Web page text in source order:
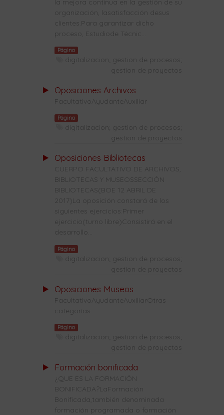
la mejora continua en la gestión de su
organización, lasatisfacción desus
clientes.Para garantizar dicho
proceso, Estudiode Técnic...
Página
digitalizacion; gestion de procesos;
gestion de proyectos
Oposiciones Archivos
FacultativoAyudanteAuxiliar
Página
digitalizacion; gestion de procesos;
gestion de proyectos
Oposiciones Bibliotecas
CUERPO FACULTATIVO DE ARCHIVOS,
BIBLIOTECAS Y MUSEOSSECCIÓN
BIBLIOTECAS(BOE 12 ABRIL DE
2017)La oposición constará de los
siguientes ejercicios:Primer
ejercicio(turno libre)Consistirá en el
desarrollo...
Página
digitalizacion; gestion de procesos;
gestion de proyectos
Oposiciones Museos
FacultativoAyudanteAuxiliarOtras
categorías
Página
digitalizacion; gestion de procesos;
gestion de proyectos
Formación bonificada
¿QUE ES LA FORMACIÓN
BONIFICADA?LaFormación
Bonificada,también denominada
formación programada o formación